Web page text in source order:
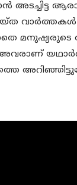
അടച്ചിട്ട
അവരാണ്